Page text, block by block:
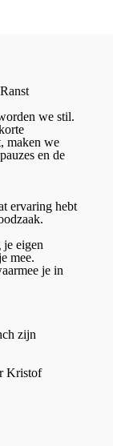
we stil.
maken we
en de
ervaring hebt
eigen
mee.
je in
zijn
Kristof